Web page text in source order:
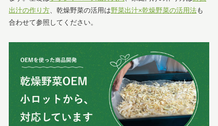
出汁の作り方、乾燥野菜の活用は野菜出汁×乾燥野菜の活用法も
合わせて参照してください。